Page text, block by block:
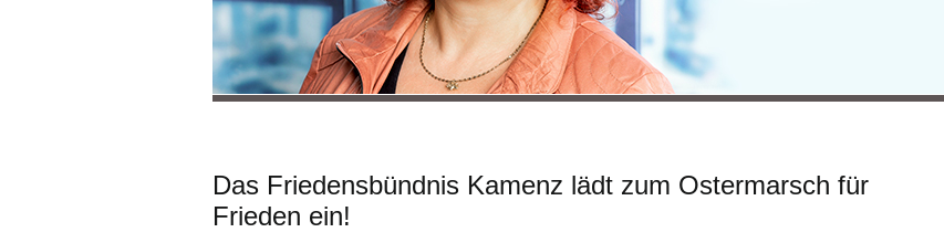
Das Friedensbündnis Kamenz lädt zum Ostermarsch für
Frieden ein!